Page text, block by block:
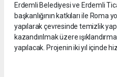
Erdemli Belediyesi ve Erdemli
başkanlığının katkıları ile Roma
yapılarak çevresinde temizlik
kazandırılmak üzere
yapılacak. Projenin iki yıl içinde